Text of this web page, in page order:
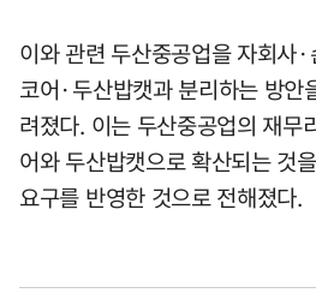
이와 관련 두산중공업을 자회사
코어·두산밥캣과 분리하는 방안
려졌다. 이는 두산중공업의 재무
어와 두산밥캣으로 확산되는 것
요구를 반영한 것으로 전해졌다.